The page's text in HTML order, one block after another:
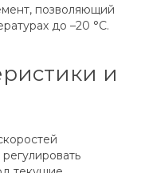
позволяющий
до –20 °С.
и